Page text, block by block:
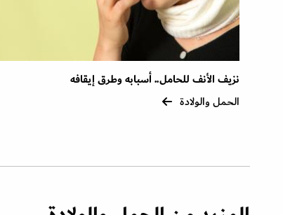
نزيف الأنف للحامل.. أسبابه وطرق إيقافه
الحمل والولادة